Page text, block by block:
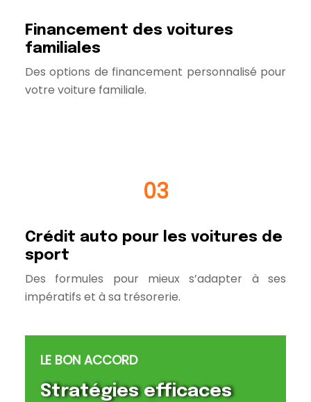
Financement des voitures
familiales
Des options de financement personnalisé pour
votre voiture familiale.
03
Crédit auto pour les voitures de
sport
Des formules pour mieux s’adapter à ses
impératifs et à sa trésorerie.
LE BON ACCORD
Stratégies efficaces